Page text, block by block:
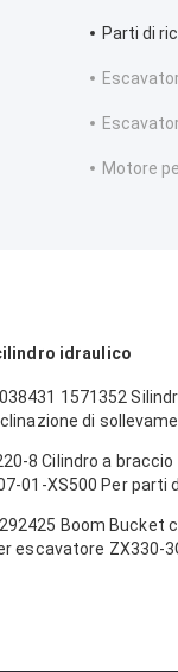
Parti di
Motore
idraulico
1571352
di
8 Cilindro a braccio
01-XS500 Per parti
Boom Bucket
escavatore ZX330-